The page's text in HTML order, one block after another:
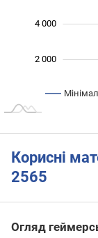
2 000
4 000
Корисні
2565
Огляд